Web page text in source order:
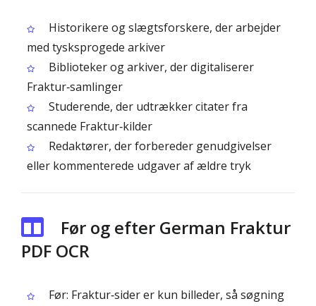
Historikere og slægtsforskere, der arbejder
med tysksprogede arkiver
Biblioteker og arkiver, der digitaliserer
Fraktur‑samlinger
Studerende, der udtrækker citater fra
scannede Fraktur‑kilder
Redaktører, der forbereder genudgivelser
eller kommenterede udgaver af ældre tryk
Før og efter German Fraktur
PDF OCR
Før: Fraktur‑sider er kun billeder, så søgning